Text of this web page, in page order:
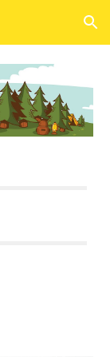
Skip to navigation